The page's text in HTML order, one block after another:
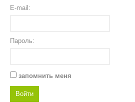
E-mail:
Пароль:
запомнить меня